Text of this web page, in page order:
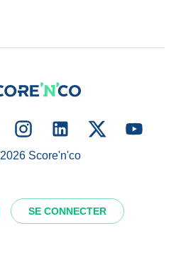
SE CONNECTER
2026Score'n'co